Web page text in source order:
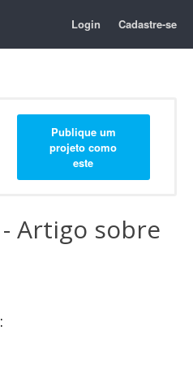
Login Cadastre-se
Publique um
projeto como
este
Artigo sobre